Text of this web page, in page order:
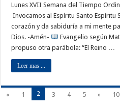
Lunes XVII Semana del Tiempo
Invocamos al Espíritu Santo Espíritu
corazón y da sabiduría a mi mente
Dios. -Amén-
Evangelio según
propuso otra parábola: “El Reino …
Leer mas ...
« 1 2 3 4 5 » 10